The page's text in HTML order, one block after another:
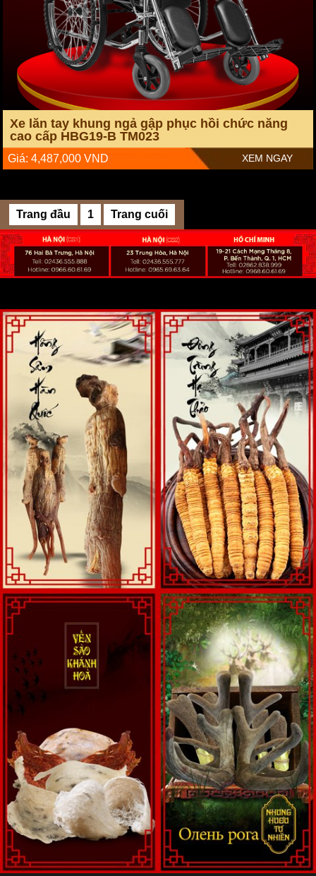
Xe lăn tay khung ngả gập phục hồi chức năng
cao cấp HBG19-B TM023
Giá: 4,487,000 VND XEM NGAY
Trang đầu 1 Trang cuối